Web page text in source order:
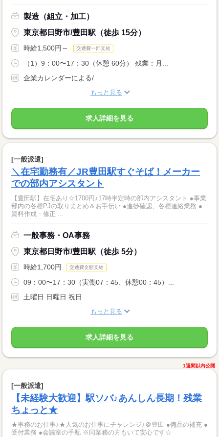
製造（組立・加工）
東京都日野市/豊田駅（徒歩 15分）
時給1,500円～ 交通費一部支給
（1）9：00〜17：30（休憩 60分） 残業：月...
企業カレンダーによる/
もっと見る
求人詳細を見る
[一般派遣]
＼在宅勤務有／JR豊田駅すぐそば！メーカー
での部内アシスタント
【豊田駅】在宅あり☆1700円♪17時半定時の部内アシスタント ●事業
部内の各種PJの取りまとめ＆お手伝い ●進捗確認、各種連絡業務 ●
資料作成・修正 ...
一般事務・OA事務
東京都日野市/豊田駅（徒歩 5分）
時給1,700円 交通費全額支給
09：00〜17：30（実働07：45、休憩00：45）...
土曜日 日曜日 祝日
もっと見る
求人詳細を見る
1週間以内公開
[一般派遣]
【未経験大歓迎】駅ソバ♪あんしん長期！残業
ちょっと★
★事務のお仕事♪★人気のお仕事にチャレンジ♪＠豊田 ●備品の補充 ●
受付業務 ●会議室の手配 ※同業務の方もいて安心です☆